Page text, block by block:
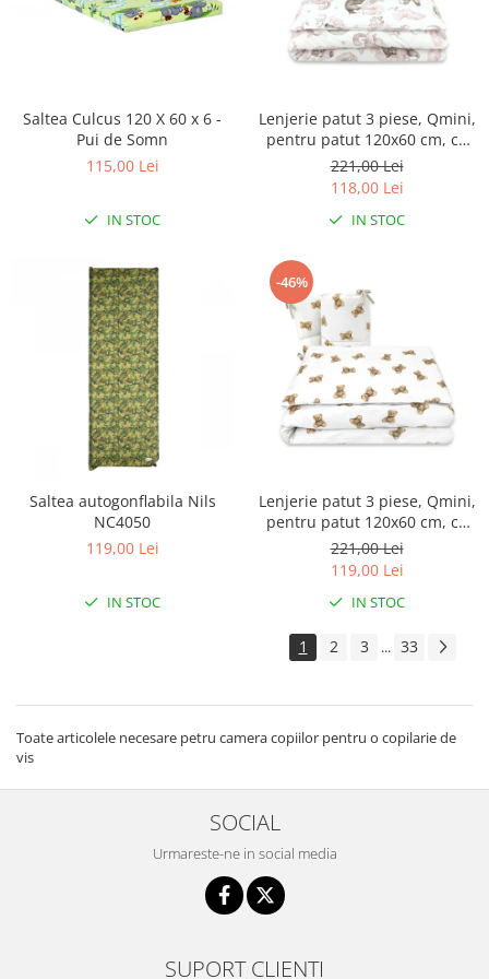
Saltea Culcus 120 X 60 x 6 -
Pui de Somn
115,00 Lei
IN STOC
Lenjerie patut 3 piese, Qmini,
pentru patut 120x60 cm, cu
protectie laterala, din
bumbac, Teddy Bear and
Friends Pink
221,00 Lei
118,00 Lei
IN STOC
Saltea autogonflabila Nils
NC4050
119,00 Lei
IN STOC
-46%
Lenjerie patut 3 piese, Qmini,
pentru patut 120x60 cm, cu
protectie laterala, din
bumbac, Teddy Toys
221,00 Lei
119,00 Lei
IN STOC
1 2 3 ... 33
Toate articolele necesare petru camera copiilor pentru o copilarie de
vis
SOCIAL
Urmareste-ne in social media
SUPORT CLIENTI